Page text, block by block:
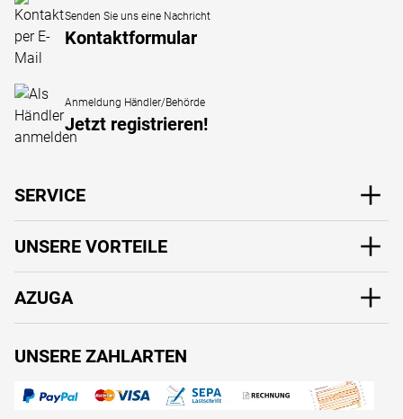
Senden Sie uns eine Nachricht
Kontaktformular
Anmeldung Händler/Behörde
Jetzt registrieren!
SERVICE
UNSERE VORTEILE
AZUGA
UNSERE ZAHLARTEN